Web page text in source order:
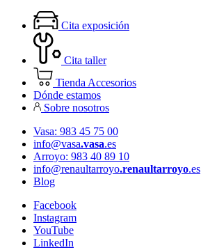
Cita exposición
Cita taller
Tienda Accesorios
Dónde estamos
Sobre nosotros
Vasa: 983 45 75 00
info@vasa.vasa.es
Arroyo: 983 40 89 10
info@renaultarroyo.renaultarroyo.es
Blog
Facebook
Instagram
YouTube
LinkedIn